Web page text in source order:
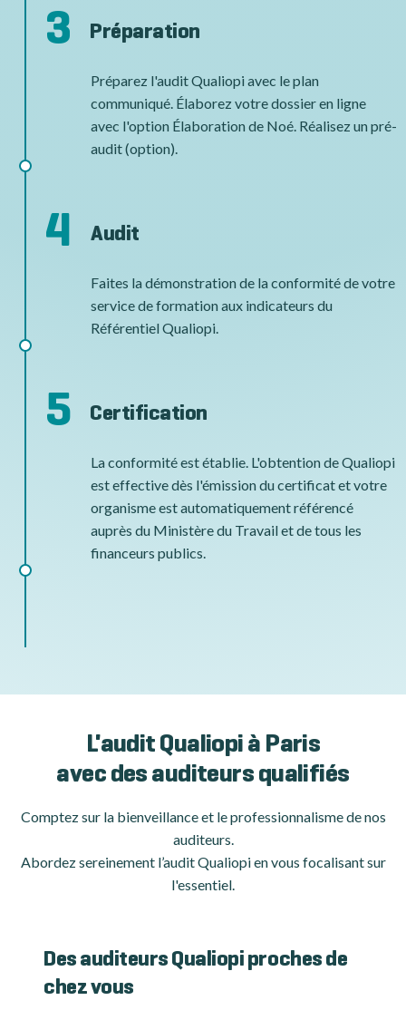
3 Préparation
Préparez l'audit Qualiopi avec le plan
communiqué. Élaborez votre dossier en ligne
avec l'option Élaboration de Noé. Réalisez un pré-
audit (option).
4 Audit
Faites la démonstration de la conformité de votre
service de formation aux indicateurs du
Référentiel Qualiopi.
5 Certification
La conformité est établie. L'obtention de Qualiopi
est effective dès l'émission du certificat et votre
organisme est automatiquement référencé
auprès du Ministère du Travail et de tous les
financeurs publics.
L'audit Qualiopi à Paris
avec des auditeurs qualifiés
Comptez sur la bienveillance et le professionnalisme de nos
auditeurs.
Abordez sereinement l’audit Qualiopi en vous focalisant sur
l'essentiel.
Des auditeurs Qualiopi proches de
chez vous